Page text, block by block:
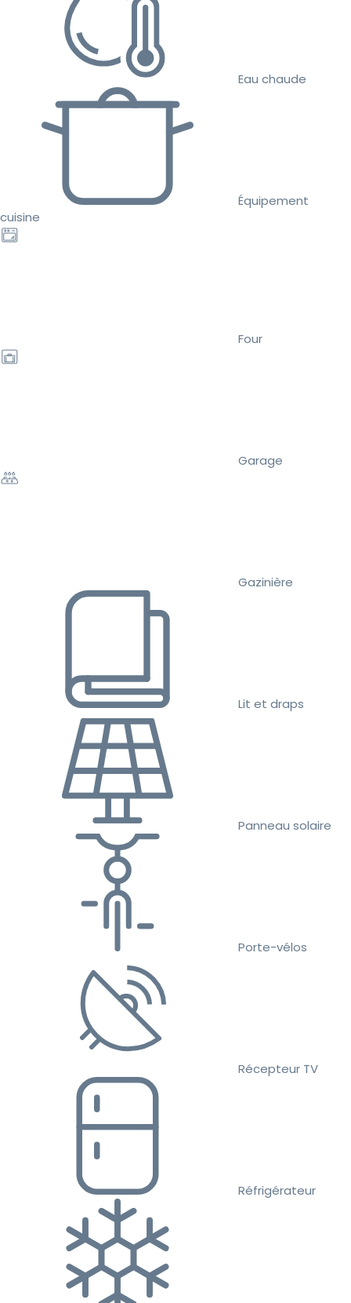
Eau chaude
Équipement
cuisine
Four
Garage
Gazinière
Lit et draps
Panneau solaire
Porte-vélos
Récepteur TV
Réfrigérateur